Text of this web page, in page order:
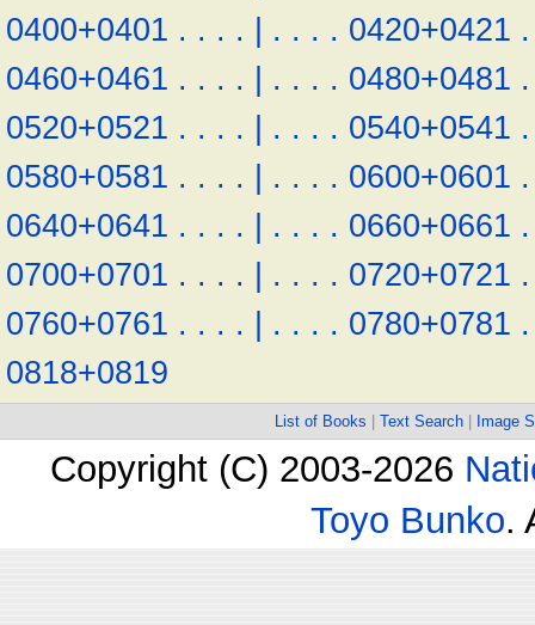
0400+0401 . . . . | . . . . 0420+0421 .
0460+0461 . . . . | . . . . 0480+0481 .
0520+0521 . . . . | . . . . 0540+0541 .
0580+0581 . . . . | . . . . 0600+0601 .
0640+0641 . . . . | . . . . 0660+0661 .
0700+0701 . . . . | . . . . 0720+0721 .
0760+0761 . . . . | . . . . 0780+0781 .
0818+0819
List of Books Text Search Image
Copyright (C) 2003-2026
Toyo Bunko.